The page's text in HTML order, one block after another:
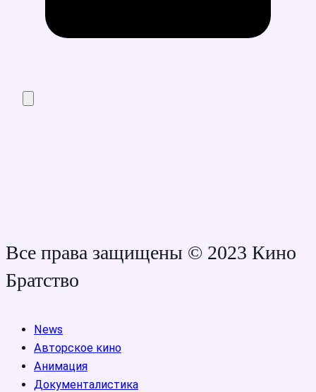
Все права защищены © 2023 Кино
Братство
News
Авторское кино
Анимация
Документалистика